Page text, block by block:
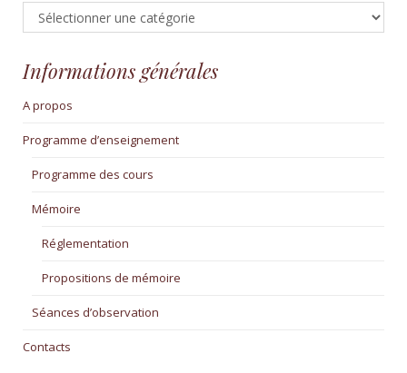
Actualités
Informations générales
A propos
Programme d’enseignement
Programme des cours
Mémoire
Réglementation
Propositions de mémoire
Séances d’observation
Contacts